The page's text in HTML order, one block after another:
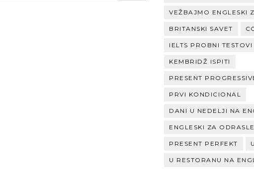
VEŽBAJMO ENGLESKI
BRITANSKI SAVET
IELTS PROBNI TESTOVI
KEMBRIDŽ ISPITI
PRESENT
PRVI KONDICIONAL
DANI U NEDELJI NA
ENGLESKI ZA ODRASLE
PRESENT PERFEKT
U RESTORANU NA